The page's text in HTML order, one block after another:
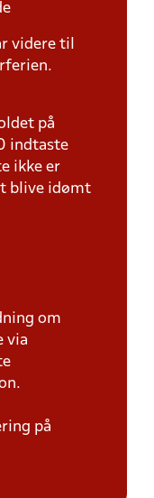
videre til
på
indtaste
ikke er
blive idømt
om
via
på